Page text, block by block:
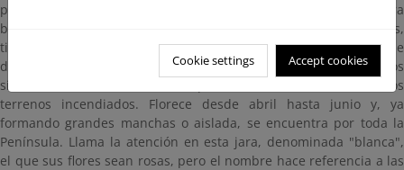
pedúnculos y petálos de color entre rosa y púrpura. La Jara
blanca, al contrario que gran parte de sus congéneres españoles,
tiene marcada preferencia por los terrenos calizos, en los que
desempeña un papel similar al de las demás jaras en los terrenos
silíceos, como reacción de rápida defensa del suelo en los
terrenos incendiados. Florece desde abril hasta junio y, ya
formando grandes manchas o aislada, se encuentra por toda la
Península. Llama la atención en esta jara, denominada "blanca",
el que sus flores sean rosas, pero el nombre hace referencia a las
Cookie settings Accept cookies